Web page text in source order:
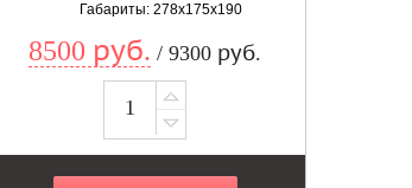
Габариты: 278x175x190
8500 руб. / 9300 руб.